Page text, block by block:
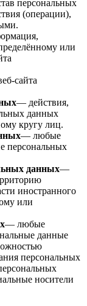
персональных
(операции),
или
сайта
— действия,
данных
кругу лиц.
— любые
персональных
данных—
иностранного
или
— любые
данные
персональных
носители